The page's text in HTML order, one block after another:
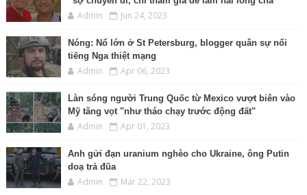
Admin Jun 24, 2023
Nóng: Nổ lớn ở St Petersburg, blogger quân sự nổi
tiếng Nga thiệt mạng
Admin Apr 06, 2023
Làn sóng người Trung Quốc từ Mexico vượt biên vào
Mỹ tăng vọt "như tháo chạy trước động đất"
Admin Apr 01, 2023
Anh gửi đạn uranium nghèo cho Ukraine, ông Putin
doạ trả đũa
Admin Mar 22, 2023